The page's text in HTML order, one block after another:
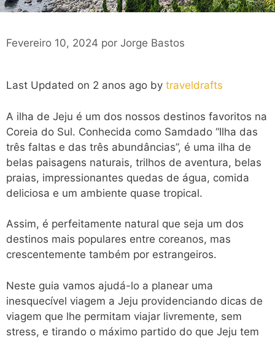
Fevereiro 10, 2024 por Jorge Bastos
Last Updated on 2 anos ago by traveldrafts
A ilha de Jeju é um dos nossos destinos favoritos na
Coreia do Sul. Conhecida como Samdado “Ilha das
três faltas e das três abundâncias”, é uma ilha de
belas paisagens naturais, trilhos de aventura, belas
praias, impressionantes quedas de água, comida
deliciosa e um ambiente quase tropical.
Assim, é perfeitamente natural que seja um dos
destinos mais populares entre coreanos, mas
crescentemente também por estrangeiros.
Neste guia vamos ajudá-lo a planear uma
inesquecível viagem a Jeju providenciando dicas de
viagem que lhe permitam viajar livremente, sem
stress, e tirando o máximo partido do que Jeju tem